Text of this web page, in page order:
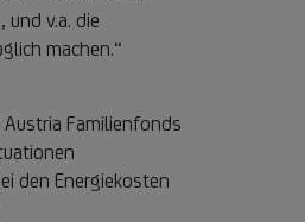
v.a. die
machen.“
Familienfonds
den Energiekosten